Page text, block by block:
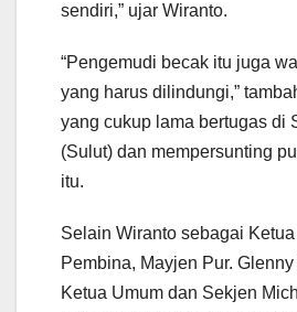
sendiri,” ujar Wiranto.
“Pengemudi becak itu juga
yang harus dilindungi,”
yang cukup lama bertugas di
(Sulut) dan mempersunting
itu.
Selain Wiranto sebagai
Pembina, Mayjen Pur.
Ketua Umum dan Sekjen